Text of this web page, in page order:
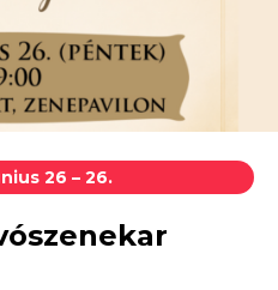
26 – 26.